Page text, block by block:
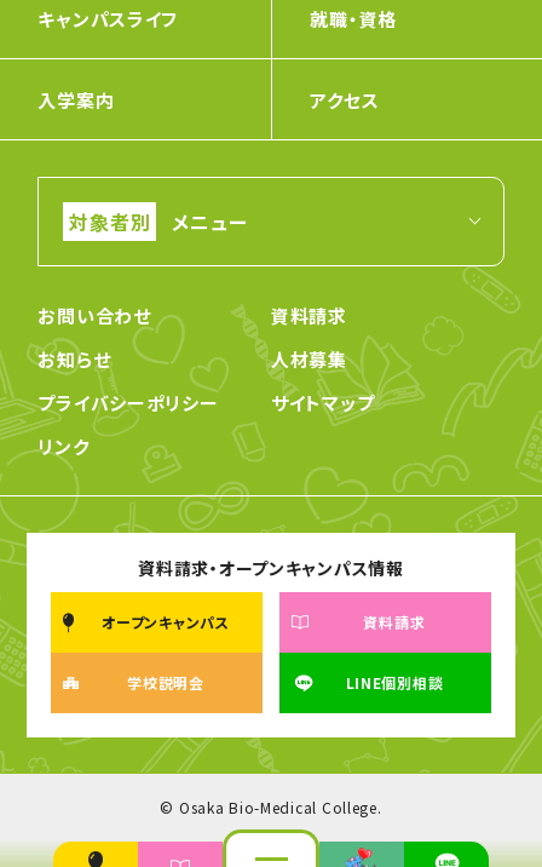
キャンパスライフ 就職・資格
入学案内 アクセス
メニュー
お問い合わせ
資料請求
お知らせ
人材募集
プライバシーポリシー
サイトマップ
リンク
資料請求・オープンキャンパス情報
オープンキャンパス 資料請求
学校説明会 LINE個別相談
© Osaka Bio-Medical College.